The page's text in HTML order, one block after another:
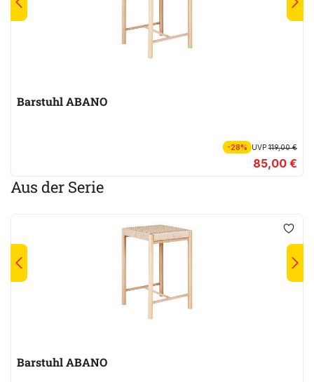
Barstuhl ABANO
-28% UVP119,00 €
85,00 €
Aus der Serie
Barstuhl ABANO